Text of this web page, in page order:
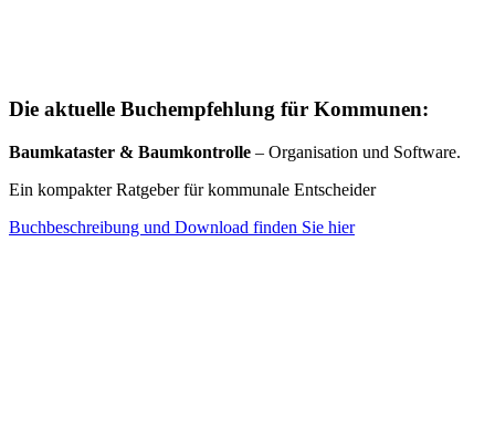
Die aktuelle Buchempfehlung für Kommunen:
Baumkataster & Baumkontrolle – Organisation und Software.
Ein kompakter Ratgeber für kommunale Entscheider
Buchbeschreibung und Download finden Sie hier